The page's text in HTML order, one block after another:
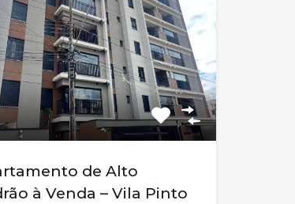
de Alto
à Venda – Vila Pinto